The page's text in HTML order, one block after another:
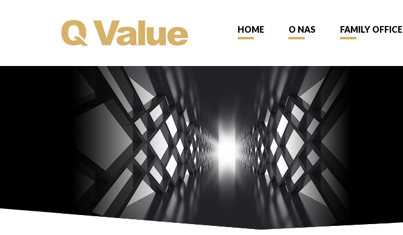
HOME O NAS FAMILY OFFICE